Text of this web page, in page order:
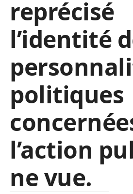
reprécisé
l’identité
politiques
l’action
ne vue.